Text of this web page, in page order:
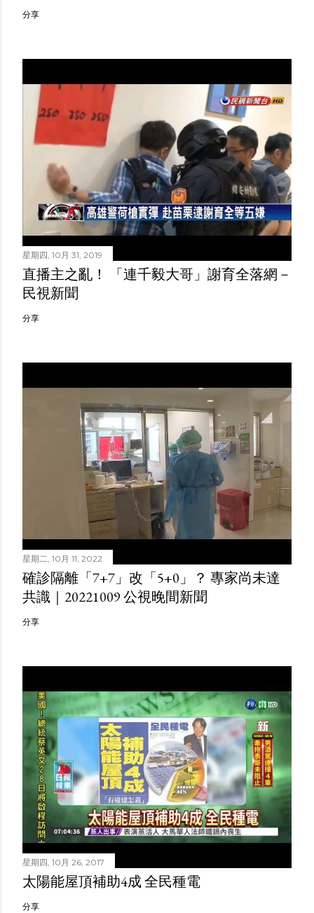
分享
星期四, 10月 31, 2019
直播主之亂！ 「連千毅大哥」謝育全落網－
民視新聞
分享
星期二, 10月 11, 2022
確診隔離「7+7」改「5+0」？ 專家尚未達
共識｜20221009 公視晚間新聞
分享
星期四, 10月 26, 2017
太陽能屋頂補助4成 全民種電
分享